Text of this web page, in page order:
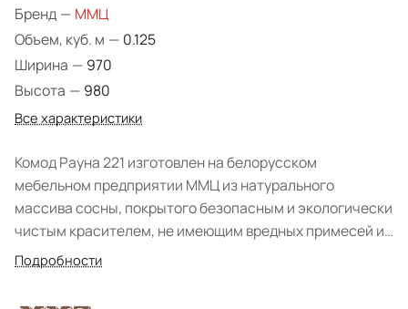
Бренд — ММЦ
Объем, куб. м — 0.125
Ширина — 970
Высота — 980
Все характеристики
Комод Рауна 221 изготовлен на белорусском
мебельном предприятии ММЦ из натурального
массива сосны, покрытого безопасным и экологически
чистым красителем, не имеющим вредных примесей и
постороннего запаха.
Подробности